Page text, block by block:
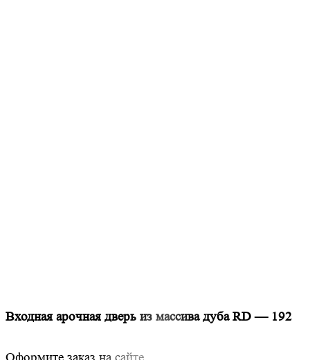
Входная арочная дверь из массива дуба RD — 192